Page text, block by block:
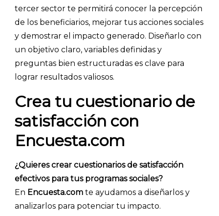
tercer sector te permitirá conocer la percepción
de los beneficiarios, mejorar tus acciones sociales
y demostrar el impacto generado. Diseñarlo con
un objetivo claro, variables definidas y
preguntas bien estructuradas es clave para
lograr resultados valiosos.
Crea tu cuestionario de
satisfacción con
Encuesta.com
¿Quieres crear cuestionarios de satisfacción
efectivos para tus programas sociales?
En Encuesta.com te ayudamos a diseñarlos y
analizarlos para potenciar tu impacto.